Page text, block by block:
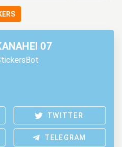
07
TWITTER
TELEGRAM